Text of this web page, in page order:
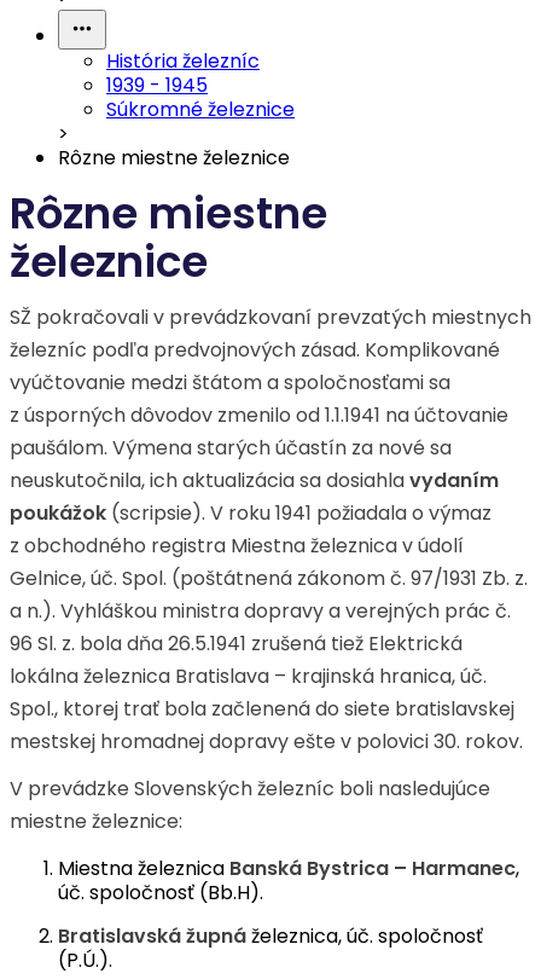
História železníc
1939 - 1945
Súkromné železnice
>
Rôzne miestne železnice
Rôzne miestne
železnice
SŽ pokračovali v prevádzkovaní prevzatých miestnych
železníc podľa predvojnových zásad. Komplikované
vyúčtovanie medzi štátom a spoločnosťami sa
z úsporných dôvodov zmenilo od 1.1.1941 na účtovanie
paušálom. Výmena starých účastín za nové sa
neuskutočnila, ich aktualizácia sa dosiahlavydaním
poukážok (scripsie). V roku 1941 požiadala o výmaz
z obchodného registra Miestna železnica v údolí
Gelnice, úč. Spol. (poštátnená zákonom č. 97/1931 Zb. z.
a n.). Vyhláškou ministra dopravy a verejných prác č.
96 Sl. z. bola dňa 26.5.1941 zrušená tiež Elektrická
lokálna železnica Bratislava – krajinská hranica, úč.
Spol., ktorej trať bola začlenená do siete bratislavskej
mestskej hromadnej dopravy ešte v polovici 30. rokov.
V prevádzke Slovenských železníc boli nasledujúce
miestne železnice:
Miestna železnica Banská Bystrica – Harmanec,
úč. spoločnosť (Bb.H).
Bratislavská župnáželeznica, úč. spoločnosť
(P.Ú.).